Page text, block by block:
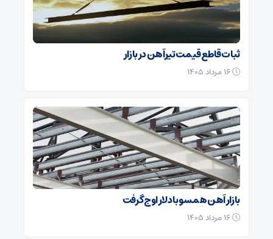
ثبات قاطع قیمت تیرآهن در بازار
بازار آهن همسو با دلار اوج گرفت